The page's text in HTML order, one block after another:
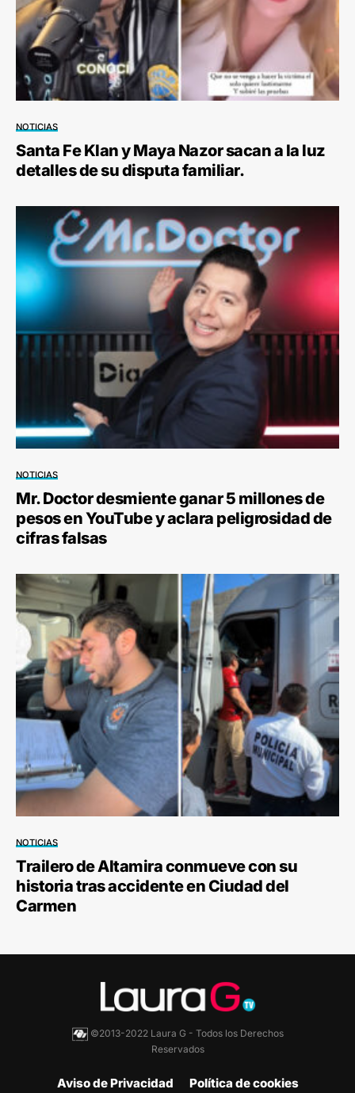
NOTICIAS
Santa Fe Klan y Maya Nazor sacan a la luz
detalles de su disputa familiar.
NOTICIAS
Mr. Doctor desmiente ganar 5 millones de
pesos en YouTube y aclara peligrosidad de
cifras falsas
NOTICIAS
Trailero de Altamira conmueve con su
historia tras accidente en Ciudad del
Carmen
©2013-2022 Laura G - Todos los Derechos
Reservados
Aviso de Privacidad Política de cookies